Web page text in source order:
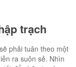
trạch
phải tuân theo một
ra suôn sẻ. Nhìn